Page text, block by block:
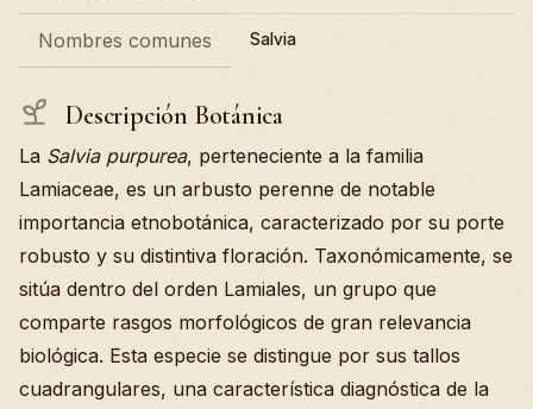
Nombres comunes Salvia
Descripción Botánica
La Salvia purpurea, perteneciente a la familia
Lamiaceae, es un arbusto perenne de notable
importancia etnobotánica, caracterizado por su porte
robusto y su distintiva floración. Taxonómicamente, se
sitúa dentro del orden Lamiales, un grupo que
comparte rasgos morfológicos de gran relevancia
biológica. Esta especie se distingue por sus tallos
cuadrangulares, una característica diagnóstica de la